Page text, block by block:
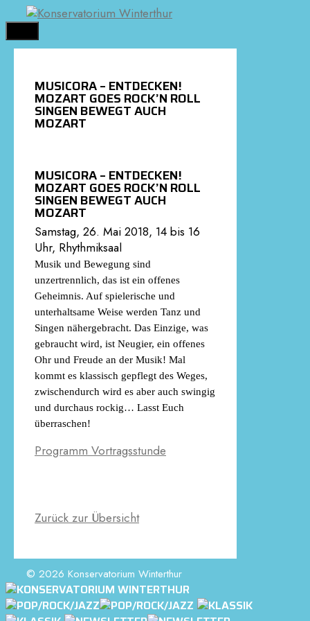
Springe
zum
Inhalt
MUSICORA – ENTDECKEN!
MOZART GOES ROCK’N ROLL
SINGEN BEWEGT AUCH
MOZART
MUSICORA – ENTDECKEN!
MOZART GOES ROCK’N ROLL
SINGEN BEWEGT AUCH
MOZART
Samstag, 26. Mai 2018, 14 bis 16
Uhr, Rhythmiksaal
Musik und Bewegung sind
unzertrennlich, das ist ein offenes
Geheimnis. Auf spielerische und
unterhaltsame Weise werden Tanz und
Singen nähergebracht. Das Einzige, was
gebraucht wird, ist Neugier, ein offenes
Ohr und Freude an der Musik! Mal
kommt es klassisch gepflegt des Weges,
zwischendurch wird es aber auch swingig
und durchaus rockig… Lasst Euch
überraschen!
Programm Vortragsstunde
Zurück zur Übersicht
© 2026 Konservatorium Winterthur